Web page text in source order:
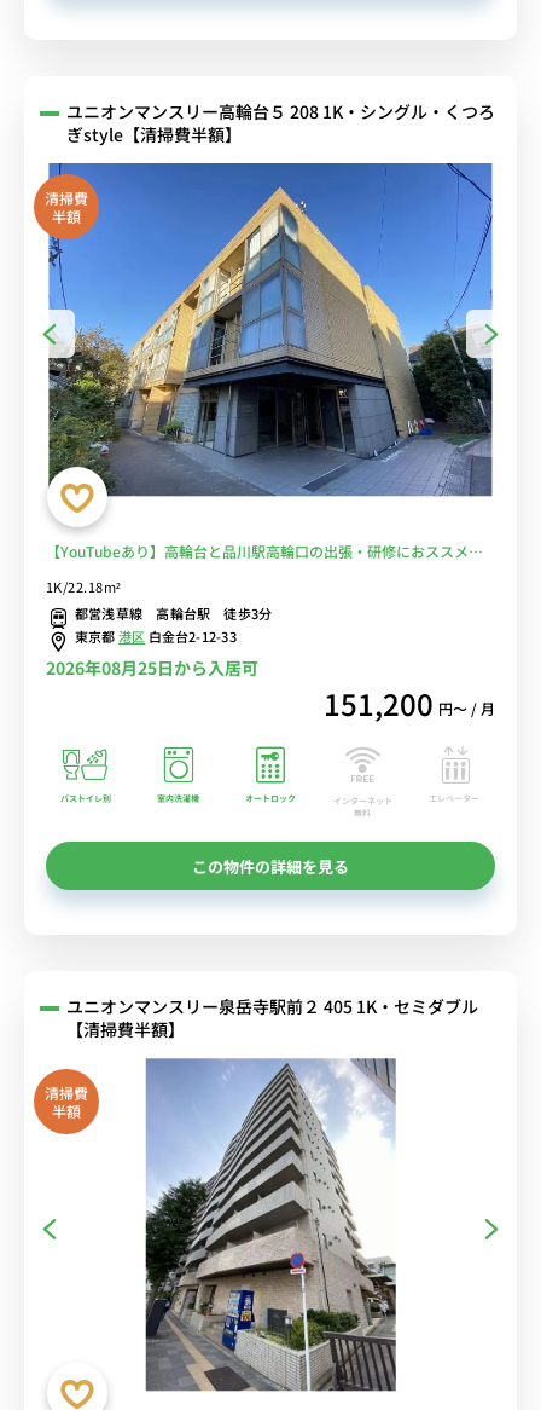
ユニオンマンスリー高輪台５ 208 1K・シングル・くつろ
ぎstyle【清掃費半額】
清掃費
半額
【YouTubeあり】高輪台と品川駅高輪口の出張・研修におススメ！
1K/22.18m²
都営浅草線 高輪台駅 徒歩3分
東京都港区 白金台2-12-33
2026年08月25日から入居可
151,200 円〜 / 月
バストイレ別 室内洗濯機 オートロック
インターネット
無料
エレベーター
この物件の詳細を見る
ユニオンマンスリー泉岳寺駅前２ 405 1K・セミダブル
【清掃費半額】
清掃費
半額